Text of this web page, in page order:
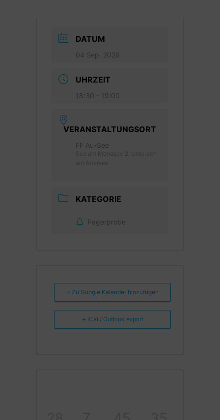
DATUM
04 Sep. 2026
UHRZEIT
18:30 - 19:00
VERANSTALTUNGSORT
FF Au-See
KATEGORIE
Pagerprobe
+ Zu Google Kalender hinzufügen
+ iCal / Outlook export